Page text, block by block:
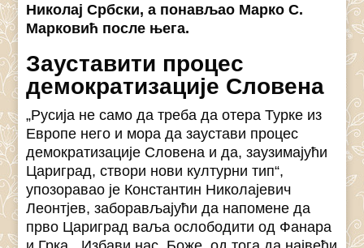
Николај Србски, а понављао Марко С.
Марковић после њега.
Зауставити процес
демократизације Словена
„Русија не само да треба да отера Турке из
Европе него и мора да заустави процес
демократизације Словена и да, заузимајући
Цариград, створи нови културни тип“,
упозоравао је Константин Николајевич
Леонтјев, заборављајући да напомене да
прво Цариград ваља ослободити од Фанара